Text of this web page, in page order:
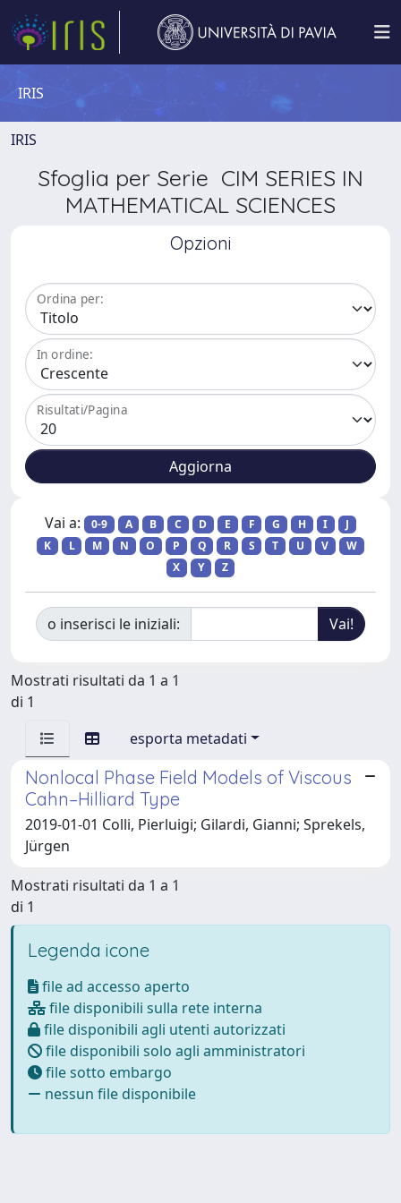
IRIS
IRIS
Sfoglia per Serie CIM SERIES IN
MATHEMATICAL SCIENCES
Opzioni
Ordina per:
In ordine:
Risultati/Pagina
Vai a: 0-9 A B C D E F G H I
J
K
L M N O P Q R S T U V
W
X
Y Z
o inserisci le iniziali:
Mostrati risultati da 1 a 1
di 1
esporta metadati
Nonlocal Phase Field Models of Viscous
Cahn–Hilliard Type
2019-01-01 Colli, Pierluigi; Gilardi, Gianni; Sprekels,
Jürgen
Mostrati risultati da 1 a 1
di 1
Legenda icone
file ad accesso aperto
file disponibili sulla rete interna
file disponibili agli utenti autorizzati
file disponibili solo agli amministratori
file sotto embargo
nessun file disponibile